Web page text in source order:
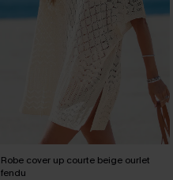
Robe cover up courte beige ourlet
fendu